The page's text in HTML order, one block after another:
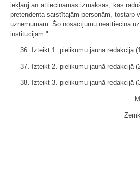
iekļauj arī attiecināmās izmaksas, kas
pretendenta saistītajām personām, tostarp
uzņēmumam. Šo nosacījumu neattiecina
institūcijām."
36. Izteikt 1. pielikumu jaunā redakcijā
37. Izteikt 2. pielikumu jaunā redakcijā
38. Izteikt 3. pielikumu jaunā redakcijā